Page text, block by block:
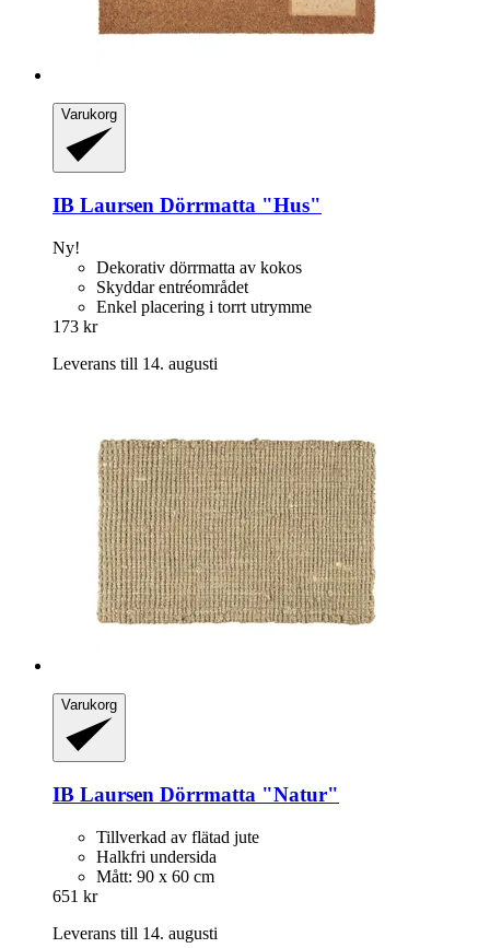
Varukorg
IB Laursen Dörrmatta "Hus"
Ny!
Dekorativ dörrmatta av kokos
Skyddar entréområdet
Enkel placering i torrt utrymme
173 kr
Leverans till 14. augusti
Varukorg
IB Laursen Dörrmatta "Natur"
Tillverkad av flätad jute
Halkfri undersida
Mått: 90 x 60 cm
651 kr
Leverans till 14. augusti